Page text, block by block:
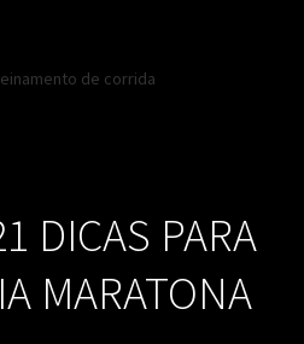
DICAS PARA
MARATONA